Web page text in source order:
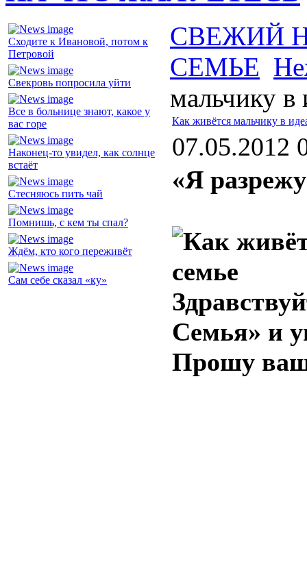
Сходите к Ивановой, потом к
Петровой
Свекровь попросила уйти
Все в больнице знают, какое у
вас горе
Наконец-то увидел, как солнце
встаёт
Стесняюсь пить чай
Помнишь, с кем ты спал?
Ждём, кто кого переживёт
Сам себе сказал «ку»
СВЕЖИЙ
СЕМЬЕ
мальчику в
Как живётся мальчику в
07.05.2012
«Я
Семья» и
Прошу